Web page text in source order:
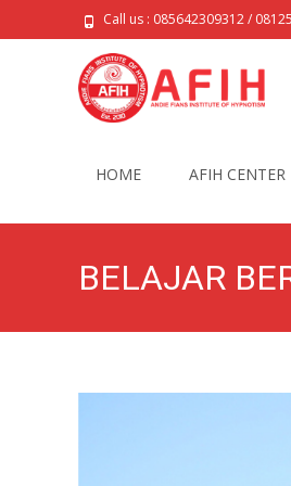
Call us : 085642309312 /
HOME AFIH CENTER
BELAJAR